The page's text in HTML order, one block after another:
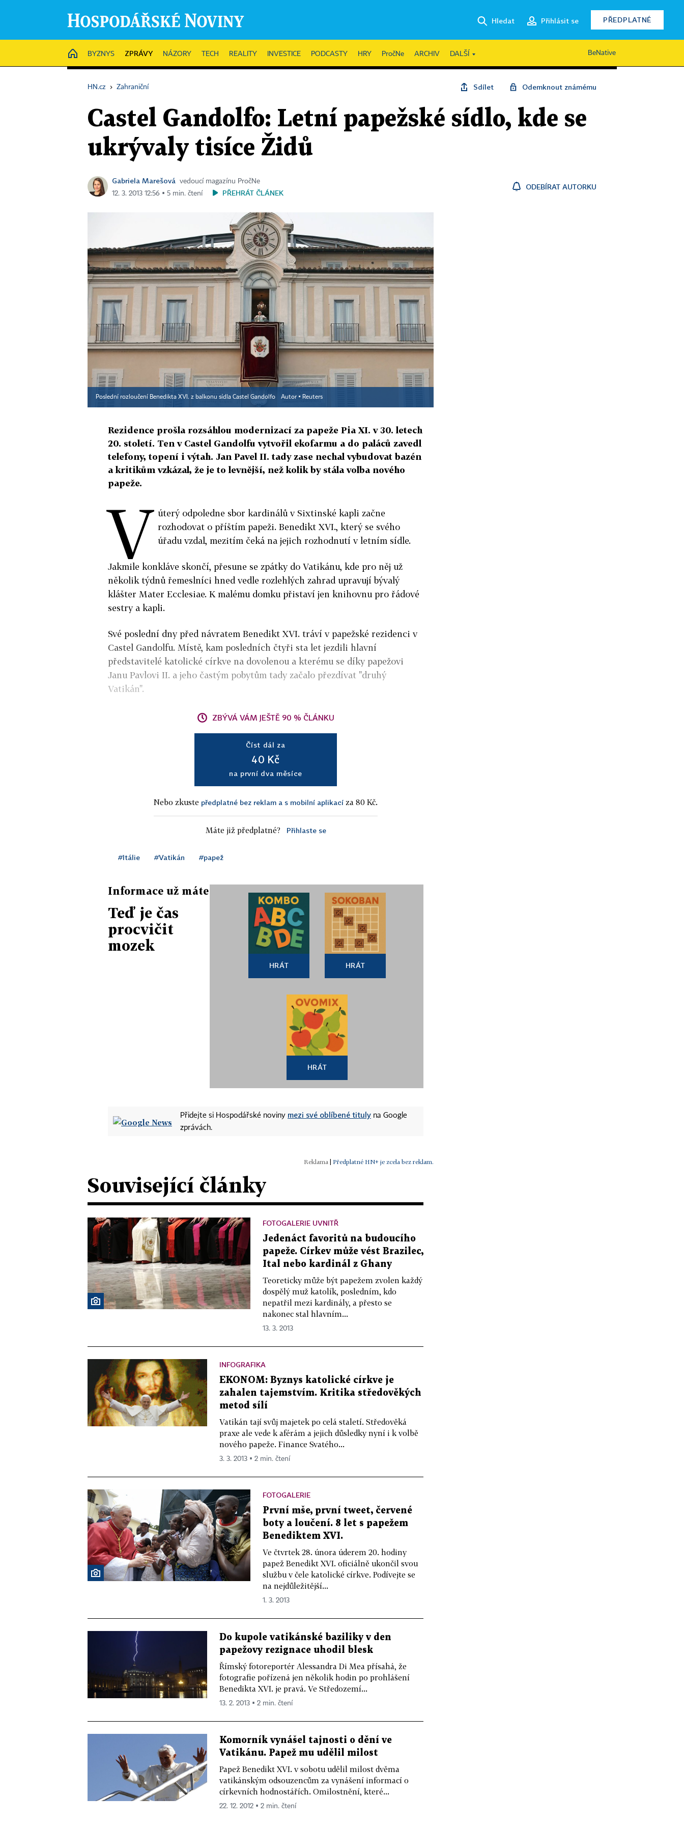
Hledat Přihlásit se PŘEDPLATNÉ
HOME
BYZNYS ZPRÁVY NÁZORY TECH REALITY INVESTICE PODCASTY HRY PročNe ARCHIV DALŠÍ BeNative
HN.cz › Zahraniční Sdílet Odemknout známému
Castel Gandolfo: Letní papežské sídlo, kde se
ukrývaly tisíce Židů
Gabriela Marešová
vedoucí magazínu PročNe
12. 3. 2013 12:56 ▪ 5 min. čtení
PŘEHRÁT ČLÁNEK
ODEBÍRAT AUTORKU
Poslední rozloučení Benedikta XVI. z balkonu sídla Castel Gandolfo Autor ▪ Reuters
Rezidence prošla rozsáhlou modernizací za papeže Pia XI. v 30. letech
20. století. Ten v Castel Gandolfu vytvořil ekofarmu a do paláců zavedl
telefony, topení i výtah. Jan Pavel II. tady zase nechal vybudovat bazén
a kritikům vzkázal, že je to levnější, než kolik by stála volba nového
papeže.
V úterý odpoledne sbor kardinálů v Sixtinské kapli začne
rozhodovat o příštím papeži. Benedikt XVI., který se svého
úřadu vzdal, mezitím čeká na jejich rozhodnutí v letním sídle.
Jakmile konkláve skončí, přesune se zpátky do Vatikánu, kde pro něj už
několik týdnů řemeslníci hned vedle rozlehlých zahrad upravují bývalý
klášter Mater Ecclesiae. K malému domku přistaví jen knihovnu pro řádové
sestry a kapli.
Své poslední dny před návratem Benedikt XVI. tráví v papežské rezidenci v
Castel Gandolfu. Místě, kam posledních čtyři sta let jezdili hlavní
představitelé katolické církve na dovolenou a kterému se díky papežovi
Janu Pavlovi II. a jeho častým pobytům tady začalo přezdívat "druhý
Vatikán".
ZBÝVÁ VÁM JEŠTĚ 90 % ČLÁNKU
Číst dál za
40 Kč
na první dva měsíce
Nebo zkuste předplatné bez reklam a s mobilní aplikací za 80 Kč.
Máte již předplatné? Přihlaste se
#Itálie #Vatikán #papež
Informace už máte
Teď je čas
procvičit
mozek
HRÁT HRÁT
HRÁT
Přidejte si Hospodářské noviny mezi své oblíbené tituly na Google
zprávách.
| Předplatné HN+ je zcela bez reklam.
Související články
FOTOGALERIE UVNITŘ
Jedenáct favoritů na budoucího
papeže. Církev může vést Brazilec,
Ital nebo kardinál z Ghany
Teoreticky může být papežem zvolen každý
dospělý muž katolík, posledním, kdo
nepatřil mezi kardinály, a přesto se
nakonec stal hlavním...
13. 3. 2013
INFOGRAFIKA
EKONOM: Byznys katolické církve je
zahalen tajemstvím. Kritika středověkých
metod sílí
Vatikán tají svůj majetek po celá staletí. Středověká
praxe ale vede k aférám a jejich důsledky nyní i k volbě
nového papeže. Finance Svatého...
3. 3. 2013 ▪ 2 min. čtení
FOTOGALERIE
První mše, první tweet, červené
boty a loučení. 8 let s papežem
Benediktem XVI.
Ve čtvrtek 28. února úderem 20. hodiny
papež Benedikt XVI. oficiálně ukončil svou
službu v čele katolické církve. Podívejte se
na nejdůležitější...
1. 3. 2013
Do kupole vatikánské baziliky v den
papežovy rezignace uhodil blesk
Římský fotoreportér Alessandra Di Mea přísahá, že
fotografie pořízená jen několik hodin po prohlášení
Benedikta XVI. je pravá. Ve Středozemí...
13. 2. 2013 ▪ 2 min. čtení
Komorník vynášel tajnosti o dění ve
Vatikánu. Papež mu udělil milost
Papež Benedikt XVI. v sobotu udělil milost dvěma
vatikánským odsouzencům za vynášení informací o
církevních hodnostářích. Omilostnění, které...
22. 12. 2012 ▪ 2 min. čtení